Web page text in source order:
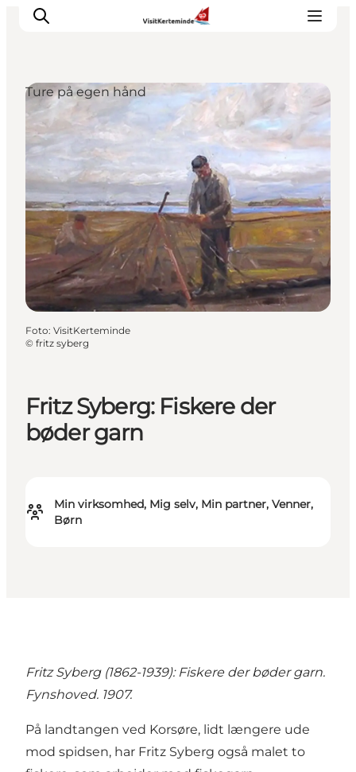
Oplevelser
Aktiviteter
Spis godt
Sov godt
Planlæg din ferie
Det sker
Sommerbus
Fritz Syberg: Fiskere der
bøder garn
Min virksomhed, Mig selv, Min partner, Venner,
Børn
Ture på egen hånd
Foto: VisitKerteminde
© fritz syberg
Fritz Syberg (1862-1939): Fiskere der bøder garn.
Fynshoved. 1907.
På landtangen ved Korsøre, lidt længere ude
mod spidsen, har Fritz Syberg også malet to